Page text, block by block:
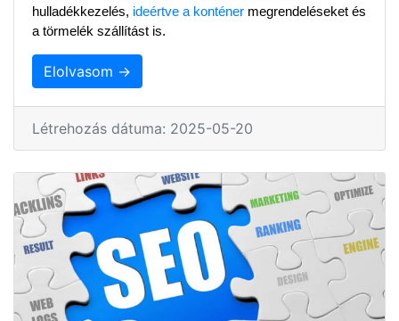
hulladékkezelés, ideértve a konténer megrendeléseket és
a törmelék szállítást is.
Elolvasom →
Létrehozás dátuma: 2025-05-20